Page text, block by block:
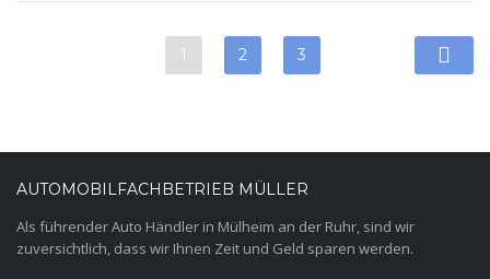
1 2 3
AUTOMOBILFACHBETRIEB MÜLLER
Als führender Auto Händler in Mülheim an der Ruhr, sind wir
zuversichtlich, dass wir Ihnen Zeit und Geld sparen werden.